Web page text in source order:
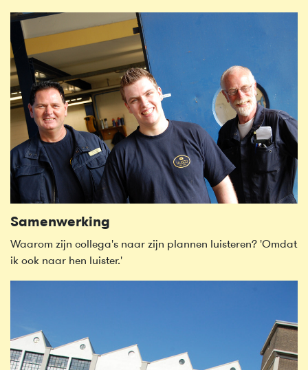
Samenwerking
Waarom zijn collega's naar zijn plannen luisteren? 'Omdat
ik ook naar hen luister.'